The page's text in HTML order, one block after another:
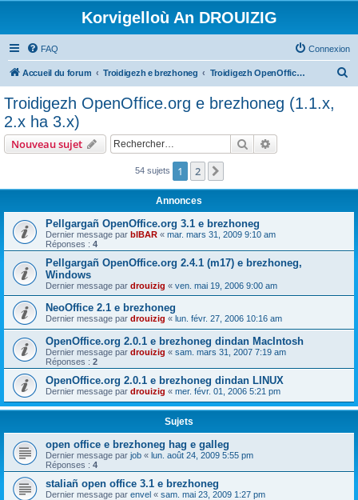
Korvigelloù An DROUIZIG
FAQ Connexion
Accueil du forum Troidigezh e brezhoneg Troidigezh OpenOffice.org e brezhoneg (1.1.x, 2.x ha 3.x)
c
Troidigezh OpenOffice.org e brezhoneg (1.1.x,
2.x ha 3.x)
Nouveau sujet Rechercher
54 sujets 1 2
Annonces
Pellgargañ OpenOffice.org 3.1 e brezhoneg
Dernier message par bIBAR « mar. mars 31, 2009 9:10 am
Réponses : 4
Pellgargañ OpenOffice.org 2.4.1 (m17) e brezhoneg,
Windows
Dernier message par drouizig « ven. mai 19, 2006 9:00 am
NeoOffice 2.1 e brezhoneg
Dernier message par drouizig « lun. févr. 27, 2006 10:16 am
OpenOffice.org 2.0.1 e brezhoneg dindan MacIntosh
Dernier message par drouizig « sam. mars 31, 2007 7:19 am
Réponses : 2
OpenOffice.org 2.0.1 e brezhoneg dindan LINUX
Dernier message par drouizig « mer. févr. 01, 2006 5:21 pm
Sujets
open office e brezhoneg hag e galleg
Dernier message par job « lun. août 24, 2009 5:55 pm
Réponses : 4
staliañ open office 3.1 e brezhoneg
Dernier message par envel « sam. mai 23, 2009 1:27 pm